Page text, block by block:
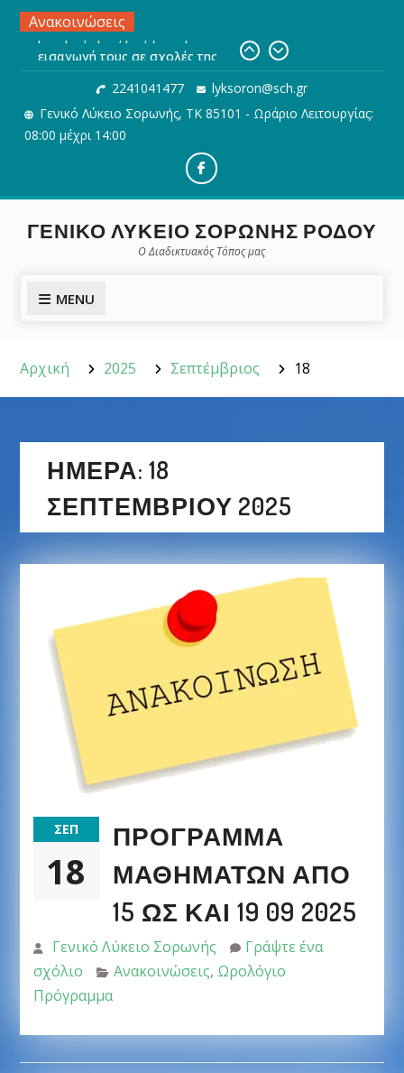
Skip
content
Ανακοινώσεις
Προθεσμία και διαδικασία
Ηλεκτρονικής υποβολής του
Μηχανογραφικού Δελτίου
Ηλεκτρονική Αίτηση εγγραφής,
ανανέωσης εγγραφής ή
μετεγγραφής μαθητών/τριών σε
Συγχαρητήρια στους/στις
εισαγωγή τους σε σχολές της
Τριτοβάθμιας Εκπαίδευσης
2241041477
lyksoron@sch.gr
Γενικό Λύκειο Σορωνής, ΤΚ 85101 - Ωράριο Λειτουργίας:
08:00 μέχρι 14:00
ΓΕΝΙΚΟ ΛΥΚΕΙΟ ΣΟΡΩΝΗΣ ΡΟΔΟΥ
Ο Διαδικτυακός Τόπος μας
MENU
Αρχική 2025 Σεπτέμβριος 18
ΗΜΈΡΑ: 18
ΣΕΠΤΕΜΒΡΊΟΥ 2025
ΣΕΠ
18
ΠΡΌΓΡΑΜΜΑ
ΜΑΘΗΜΆΤΩΝ ΑΠΌ
15 ΩΣ ΚΑΙ 19 09 2025
Γενικό Λύκειο Σορωνής
Γράψτε ένα
σχόλιο
Ανακοινώσεις, Ωρολόγιο
Πρόγραμμα